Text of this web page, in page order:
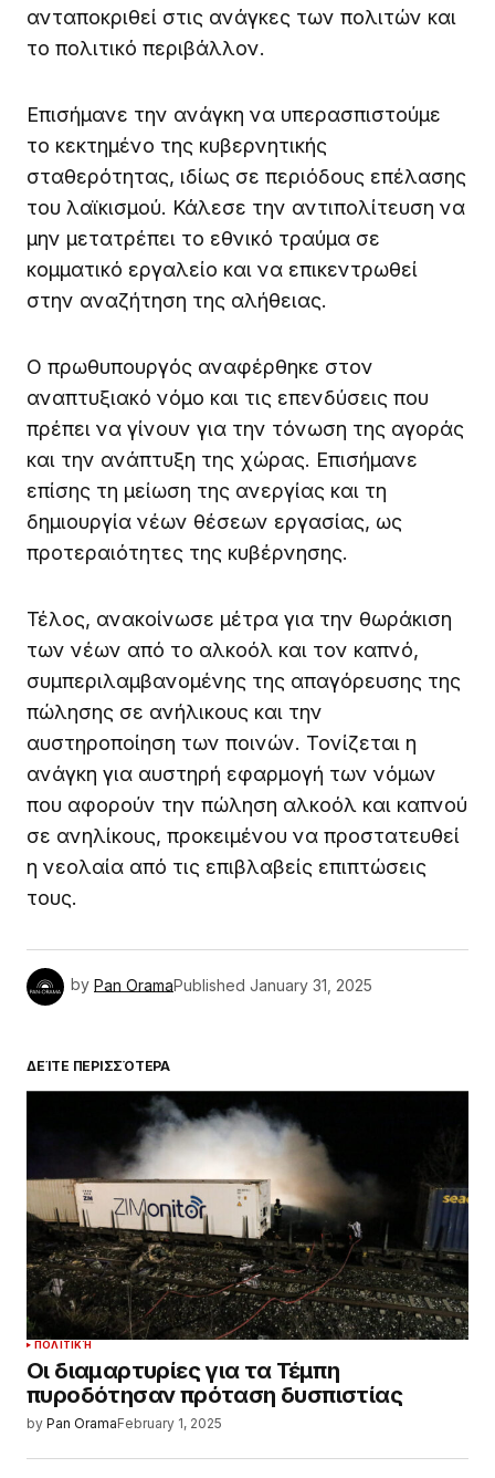
ανταποκριθεί στις ανάγκες των πολιτών και
το πολιτικό περιβάλλον.
Επισήμανε την ανάγκη να υπερασπιστούμε
το κεκτημένο της κυβερνητικής
σταθερότητας, ιδίως σε περιόδους επέλασης
του λαϊκισμού. Κάλεσε την αντιπολίτευση να
μην μετατρέπει το εθνικό τραύμα σε
κομματικό εργαλείο και να επικεντρωθεί
στην αναζήτηση της αλήθειας.
Ο πρωθυπουργός αναφέρθηκε στον
αναπτυξιακό νόμο και τις επενδύσεις που
πρέπει να γίνουν για την τόνωση της αγοράς
και την ανάπτυξη της χώρας. Επισήμανε
επίσης τη μείωση της ανεργίας και τη
δημιουργία νέων θέσεων εργασίας, ως
προτεραιότητες της κυβέρνησης.
Τέλος, ανακοίνωσε μέτρα για την θωράκιση
των νέων από το αλκοόλ και τον καπνό,
συμπεριλαμβανομένης της απαγόρευσης της
πώλησης σε ανήλικους και την
αυστηροποίηση των ποινών. Τονίζεται η
ανάγκη για αυστηρή εφαρμογή των νόμων
που αφορούν την πώληση αλκοόλ και καπνού
σε ανηλίκους, προκειμένου να προστατευθεί
η νεολαία από τις επιβλαβείς επιπτώσεις
τους.
by Pan OramaPublished January 31, 2025
ΔΕΊΤΕ ΠΕΡΙΣΣΌΤΕΡΑ
ΠΟΛΙΤΙΚΉ
Οι διαμαρτυρίες για τα Τέμπη
πυροδότησαν πρόταση δυσπιστίας
by Pan OramaFebruary 1, 2025